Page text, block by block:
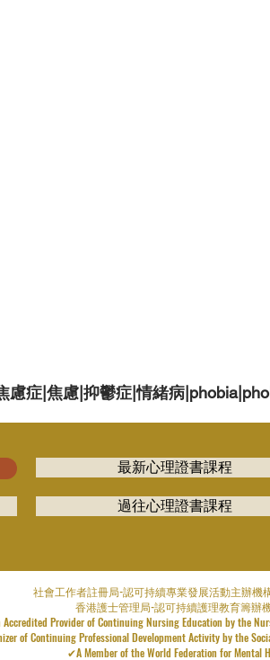
慮症|焦慮|抑鬱症|情緒病
最新心理證書課程
過往心理證書課程
社會工作者註冊局-認可持續專業發展活動主辦機
香港護士管理局-認可持續護理教育籌辦
Provider of Continuing Nursing Education by the
of Continuing Professional Development Activity by the
✔A Member of the World Federation for Mental